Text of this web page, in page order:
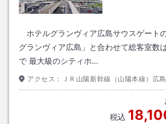
ホテルグランヴィア広島サウスゲート
グランヴィア広島」と合わせて総客室数
で 最大級のシティホ…
アクセス： ＪＲ山陽新幹線（山陽本線）広
税込